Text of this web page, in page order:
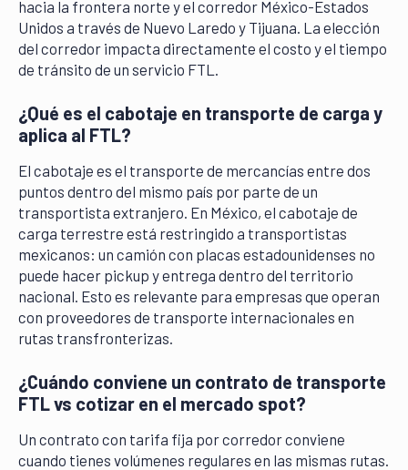
hacia la frontera norte y el corredor México-Estados
Unidos a través de Nuevo Laredo y Tijuana. La elección
del corredor impacta directamente el costo y el tiempo
de tránsito de un servicio FTL.
¿Qué es el cabotaje en transporte de carga y
aplica al FTL?
El cabotaje es el transporte de mercancías entre dos
puntos dentro del mismo país por parte de un
transportista extranjero. En México, el cabotaje de
carga terrestre está restringido a transportistas
mexicanos: un camión con placas estadounidenses no
puede hacer pickup y entrega dentro del territorio
nacional. Esto es relevante para empresas que operan
con proveedores de transporte internacionales en
rutas transfronterizas.
¿Cuándo conviene un contrato de transporte
FTL vs cotizar en el mercado spot?
Un contrato con tarifa fija por corredor conviene
cuando tienes volúmenes regulares en las mismas rutas.